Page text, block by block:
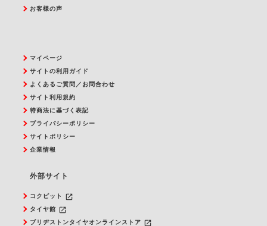
お客様の声
マイページ
サイトの利用ガイド
よくあるご質問／お問合わせ
サイト利用規約
特商法に基づく表記
プライバシーポリシー
サイトポリシー
企業情報
外部サイト
コクピット launch
タイヤ館 launch
ブリヂストンタイヤオンラインストア launch